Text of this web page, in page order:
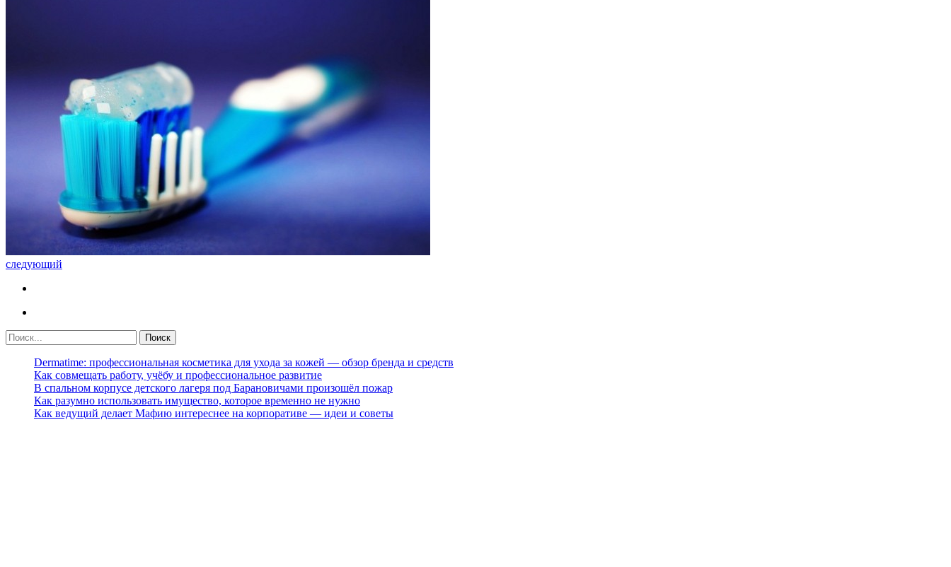
следующий
Dermatime: профессиональная косметика для ухода за кожей — обзор бренда и средств
Как совмещать работу, учёбу и профессиональное развитие
В спальном корпусе детского лагеря под Барановичами произошёл пожар
Как разумно использовать имущество, которое временно не нужно
Как ведущий делает Мафию интереснее на корпоративе — идеи и советы